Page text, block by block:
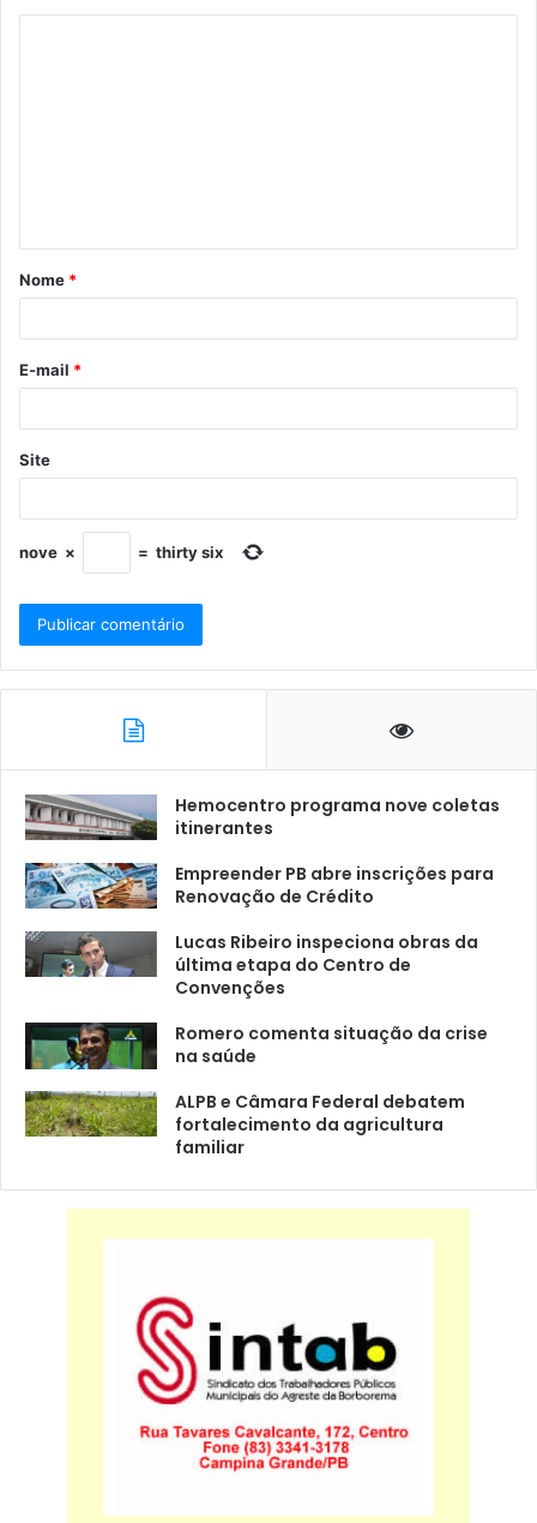
Nome *
E-mail *
Site
nove × = thirty six
Hemocentro programa nove coletas
itinerantes
Empreender PB abre inscrições para
Renovação de Crédito
Lucas Ribeiro inspeciona obras da
última etapa do Centro de
Convenções
Romero comenta situação da crise
na saúde
ALPB e Câmara Federal debatem
fortalecimento da agricultura
familiar